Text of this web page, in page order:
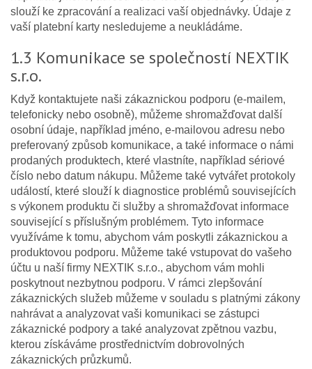
slouží ke zpracování a realizaci vaší objednávky. Údaje z
vaší platební karty nesledujeme a neukládáme.
1.3 Komunikace se společností NEXTIK
s.r.o.
Když kontaktujete naši zákaznickou podporu (e-mailem,
telefonicky nebo osobně), můžeme shromažďovat další
osobní údaje, například jméno, e-mailovou adresu nebo
preferovaný způsob komunikace, a také informace o námi
prodaných produktech, které vlastníte, například sériové
číslo nebo datum nákupu. Můžeme také vytvářet protokoly
událostí, které slouží k diagnostice problémů souvisejících
s výkonem produktu či služby a shromažďovat informace
související s příslušným problémem. Tyto informace
využíváme k tomu, abychom vám poskytli zákaznickou a
produktovou podporu. Můžeme také vstupovat do vašeho
účtu u naší firmy NEXTIK s.r.o., abychom vám mohli
poskytnout nezbytnou podporu. V rámci zlepšování
zákaznických služeb můžeme v souladu s platnými zákony
nahrávat a analyzovat vaši komunikaci se zástupci
zákaznické podpory a také analyzovat zpětnou vazbu,
kterou získáváme prostřednictvím dobrovolných
zákaznických průzkumů.